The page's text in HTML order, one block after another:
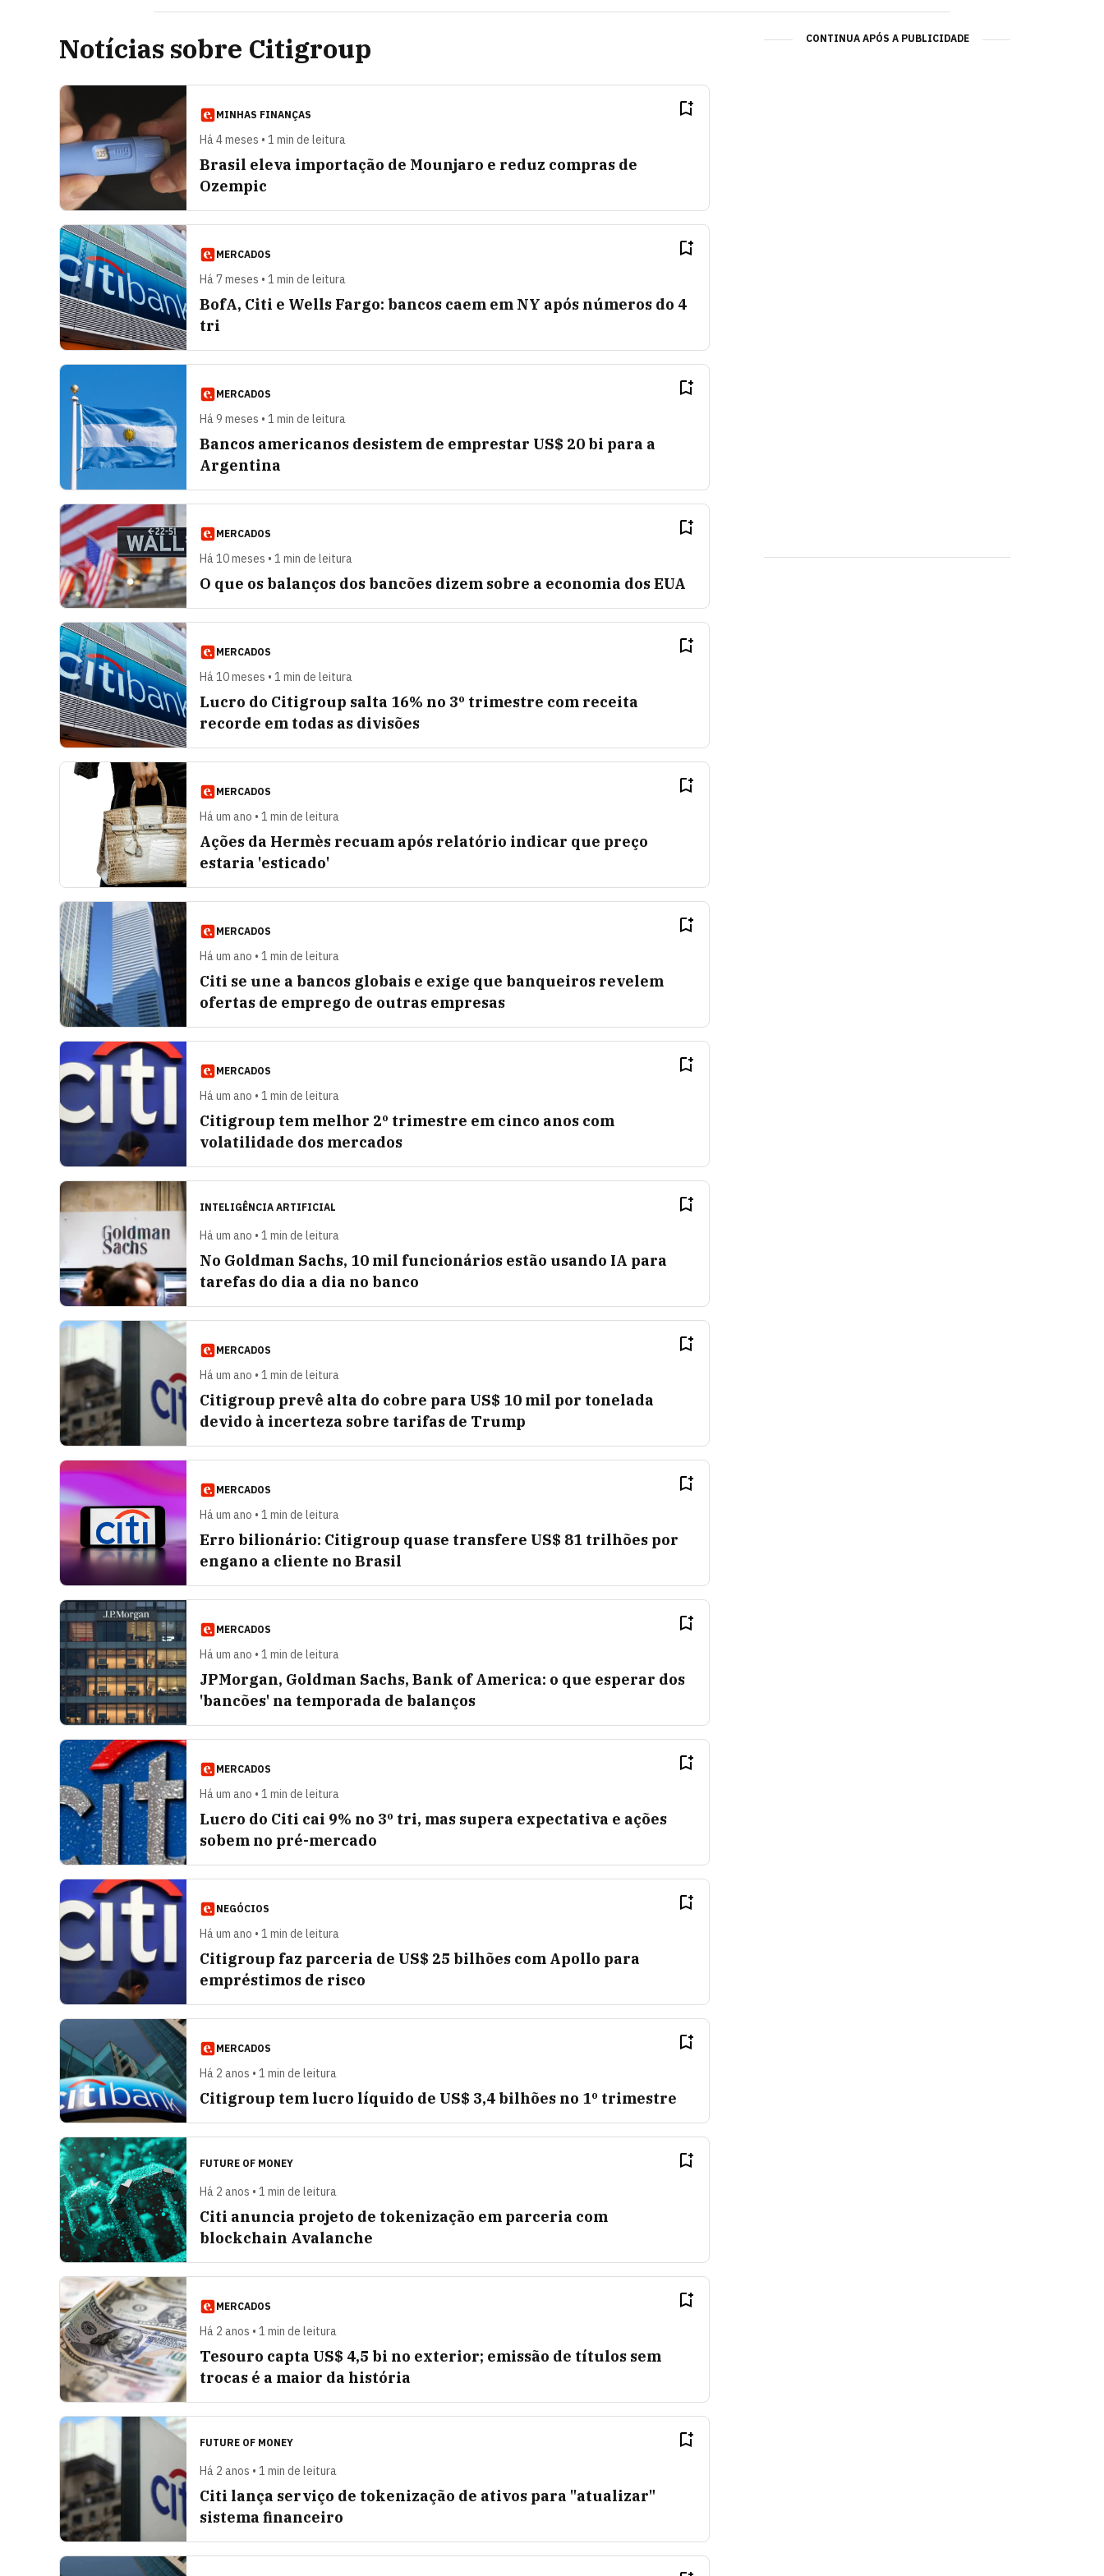
Notícias sobre Citigroup
MINHAS FINANÇAS
Há 4 meses • 1 min de leitura
Brasil eleva importação de Mounjaro e reduz compras de
Ozempic
MERCADOS
Há 7 meses • 1 min de leitura
BofA, Citi e Wells Fargo: bancos caem em NY após números do 4
tri
MERCADOS
Há 9 meses • 1 min de leitura
Bancos americanos desistem de emprestar US$ 20 bi para a
Argentina
MERCADOS
Há 10 meses • 1 min de leitura
O que os balanços dos bancões dizem sobre a economia dos EUA
MERCADOS
Há 10 meses • 1 min de leitura
Lucro do Citigroup salta 16% no 3º trimestre com receita
recorde em todas as divisões
MERCADOS
Há um ano • 1 min de leitura
Ações da Hermès recuam após relatório indicar que preço
estaria 'esticado'
MERCADOS
Há um ano • 1 min de leitura
Citi se une a bancos globais e exige que banqueiros revelem
ofertas de emprego de outras empresas
MERCADOS
Há um ano • 1 min de leitura
Citigroup tem melhor 2º trimestre em cinco anos com
volatilidade dos mercados
INTELIGÊNCIA ARTIFICIAL
Há um ano • 1 min de leitura
No Goldman Sachs, 10 mil funcionários estão usando IA para
tarefas do dia a dia no banco
MERCADOS
Há um ano • 1 min de leitura
Citigroup prevê alta do cobre para US$ 10 mil por tonelada
devido à incerteza sobre tarifas de Trump
MERCADOS
Há um ano • 1 min de leitura
Erro bilionário: Citigroup quase transfere US$ 81 trilhões por
engano a cliente no Brasil
MERCADOS
Há um ano • 1 min de leitura
JPMorgan, Goldman Sachs, Bank of America: o que esperar dos
'bancões' na temporada de balanços
MERCADOS
Há um ano • 1 min de leitura
Lucro do Citi cai 9% no 3º tri, mas supera expectativa e ações
sobem no pré-mercado
NEGÓCIOS
Há um ano • 1 min de leitura
Citigroup faz parceria de US$ 25 bilhões com Apollo para
empréstimos de risco
MERCADOS
Há 2 anos • 1 min de leitura
Citigroup tem lucro líquido de US$ 3,4 bilhões no 1º trimestre
FUTURE OF MONEY
Há 2 anos • 1 min de leitura
Citi anuncia projeto de tokenização em parceria com
blockchain Avalanche
MERCADOS
Há 2 anos • 1 min de leitura
Tesouro capta US$ 4,5 bi no exterior; emissão de títulos sem
trocas é a maior da história
FUTURE OF MONEY
Há 2 anos • 1 min de leitura
Citi lança serviço de tokenização de ativos para "atualizar"
sistema financeiro
CONTINUA APÓS A PUBLICIDADE